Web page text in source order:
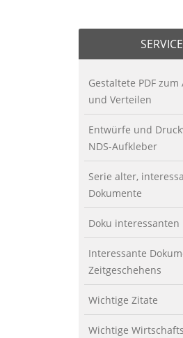
Gestaltete PDF
und Verteilen
Entwürfe und
NDS-Aufkleber
Serie alter,
Dokumente
Doku interessanten
Interessante
Zeitgeschehens
Wichtige Zitate
Wichtige